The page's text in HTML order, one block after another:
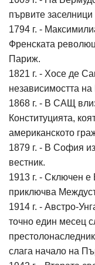
първите заселници
1794 г. -
Френската
Париж.
1821 г. - Хосе де
независимостта
1868 г. - В САЩ
Конституцията,
американското
1879 г. - В София
вестник.
1913 г. - Сключен е
приключва
1914 г. - Австро-
точно един месец
слага начало на